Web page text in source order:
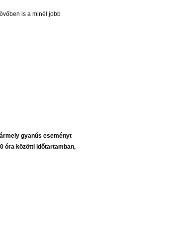
is a minél jobb
gyanús eseményt
óra közötti időtartamban,